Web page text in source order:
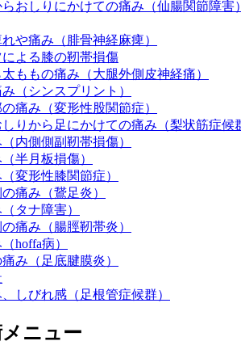
おしりにかけての痛み（仙腸関節障害
や痛み（腓骨神経麻痺）
による膝の靭帯損傷
ももの痛み（大腿外側皮神経痛）
（シンスプリント）
痛み（変形性股関節症）
りから足にかけての痛み（梨状筋症候
内側側副靭帯損傷）
半月板損傷）
変形性膝関節症）
痛み（鵞足炎）
タナ障害）
痛み（腸脛靭帯炎）
hoffa病）
み（足底腱膜炎）
しびれ感（足根管症候群）
ニュー